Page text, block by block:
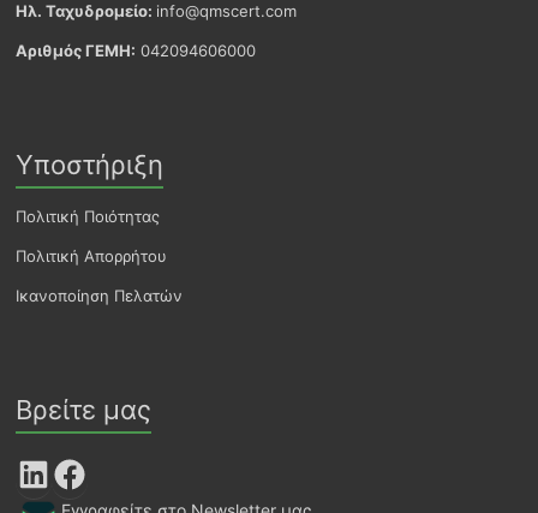
Ηλ. Ταχυδρομείο: info@qmscert.com
Αριθμός ΓΕΜΗ: 042094606000
Υποστήριξη
Πολιτική Ποιότητας
Πολιτική Απορρήτου
Ικανοποίηση Πελατών
Βρείτε μας
LinkedIn Facebook